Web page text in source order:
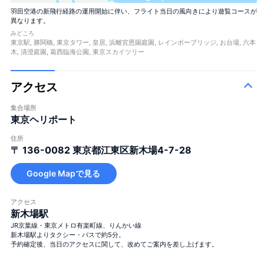
羽田空港の新飛行経路の運用開始に伴い、フライト当日の風向きにより遊覧コースが
異なります。
みどころ
東京駅, 勝鬨橋, 東京タワー, 皇居, 浜離宮恩賜庭園, レインボーブリッジ, お台場, 六本
木, 清澄庭園, 葛西臨海公園, 東京スカイツリー
アクセス
集合場所
東京ヘリポート
住所
〒 136-0082 東京都江東区新木場4-7-28
Google Mapで見る
アクセス
新木場駅
JR京葉線・東京メトロ有楽町線、りんかい線
新木場駅よりタクシー・バスで約5分。
予約確定後、当日のアクセスに関して、改めてご案内を差し上げます。